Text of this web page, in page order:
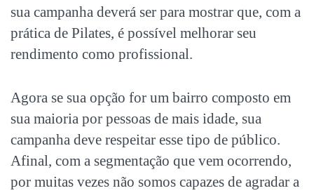
sua campanha deverá ser para mostrar que, com a
prática de Pilates, é possível melhorar seu
rendimento como profissional.
Agora se sua opção for um bairro composto em
sua maioria por pessoas de mais idade, sua
campanha deve respeitar esse tipo de público.
Afinal, com a segmentação que vem ocorrendo,
por muitas vezes não somos capazes de agradar a